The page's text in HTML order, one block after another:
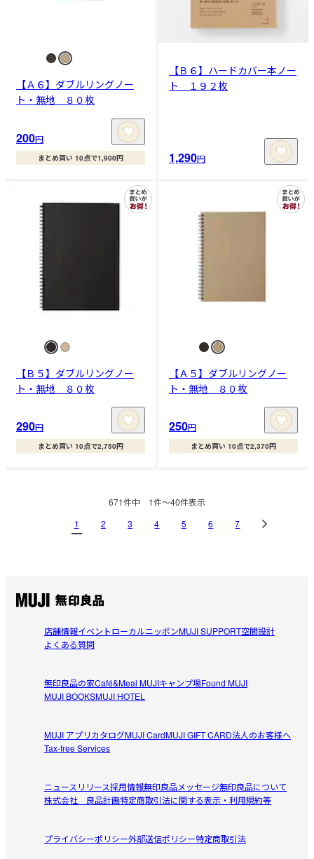
【Ａ６】ダブルリングノー
ト・無地 ８０枚
200円
まとめ買い 10点で1,900円
【Ｂ６】ハードカバー本ノー
ト １９２枚
1,290円
【Ｂ５】ダブルリングノー
ト・無地 ８０枚
290円
まとめ買い 10点で2,750円
【Ａ５】ダブルリングノー
ト・無地 ８０枚
250円
まとめ買い 10点で2,370円
671件中 1件〜40件表示
1
2 3 4 5 6 7
店舗情報イベントローカルニッポンMUJI SUPPORT空間設計
よくある質問
無印良品の家Café&Meal MUJIキャンプ場Found MUJI
MUJI BOOKSMUJI HOTEL
MUJI アプリカタログMUJI CardMUJI GIFT CARD法人のお客様へ
Tax-free Services
ニュースリリース採用情報無印良品メッセージ無印良品について
株式会社 良品計画特定商取引法に関する表示・利用規約等
プライバシーポリシー外部送信ポリシー特定商取引法